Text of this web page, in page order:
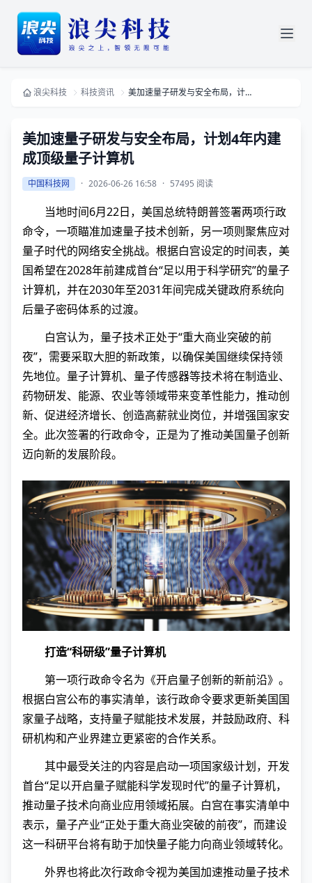
浪尖科技 科技资讯 美加速量子研发与安全布局，计划4年内建成顶级量子计算机
美加速量子研发与安全布局，计划4年内建
成顶级量子计算机
中国科技网 · 2026-06-26 16:58 · 57495 阅读
当地时间6月22日，美国总统特朗普签署两项行政
命令，一项瞄准加速量子技术创新，另一项则聚焦应对
量子时代的网络安全挑战。根据白宫设定的时间表，美
国希望在2028年前建成首台“足以用于科学研究”的量子
计算机，并在2030年至2031年间完成关键政府系统向
后量子密码体系的过渡。
白宫认为，量子技术正处于“重大商业突破的前
夜”，需要采取大胆的新政策，以确保美国继续保持领
先地位。量子计算机、量子传感器等技术将在制造业、
药物研发、能源、农业等领域带来变革性能力，推动创
新、促进经济增长、创造高薪就业岗位，并增强国家安
全。此次签署的行政命令，正是为了推动美国量子创新
迈向新的发展阶段。
打造“科研级”量子计算机
第一项行政命令名为《开启量子创新的新前沿》。
根据白宫公布的事实清单，该行政命令要求更新美国国
家量子战略，支持量子赋能技术发展，并鼓励政府、科
研机构和产业界建立更紧密的合作关系。
其中最受关注的内容是启动一项国家级计划，开发
首台“足以开启量子赋能科学发现时代”的量子计算机，
推动量子技术向商业应用领域拓展。白宫在事实清单中
表示，量子产业“正处于重大商业突破的前夜”，而建设
这一科研平台将有助于加快量子能力向商业领域转化。
外界也将此次行政命令视为美国加速推动量子技术